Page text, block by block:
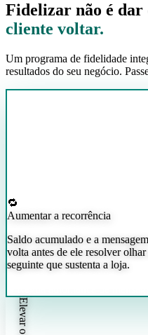
Fidelizar não é dar
cliente voltar.
Um programa de fidelidade
resultados do seu negócio.
🔁
Aumentar a recorrência
Saldo acumulado e a
volta antes de ele resolver
seguinte que sustenta a loja.